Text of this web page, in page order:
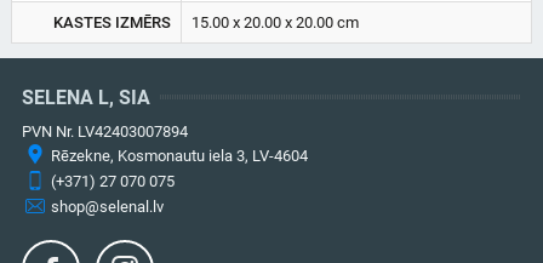
KASTES IZMĒRS 15.00 x 20.00 x 20.00 cm
SELENA L, SIA
PVN Nr. LV42403007894
Rēzekne, Kosmonautu iela 3, LV-4604
(+371) 27 070 075
shop@selenal.lv